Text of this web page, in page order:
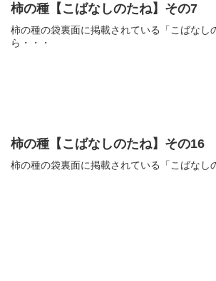
柿の種【こばなしのたね】その7
柿の種の袋裏面に掲載されている「こばな
ら・・・
柿の種【こばなしのたね】その16
柿の種の袋裏面に掲載されている「こばなし